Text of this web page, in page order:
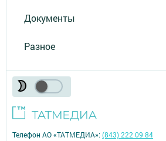
Документы
Разное
Телефон АО «ТАТМЕДИА»:(843) 222 09 84